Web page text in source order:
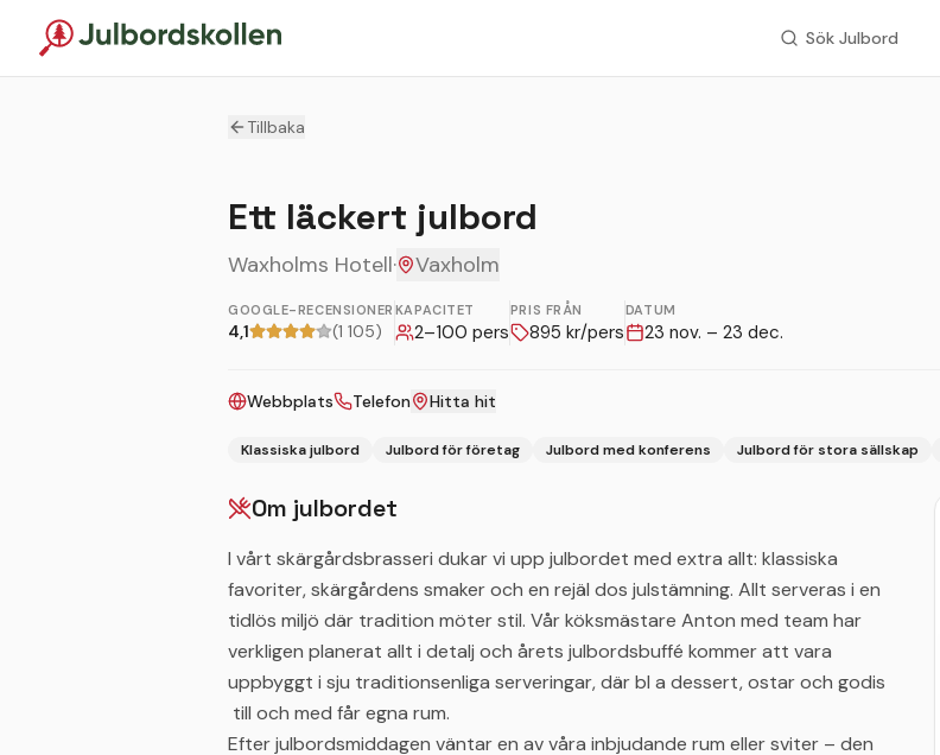
Sök Julbord
Tillbaka
Ett läckert julbord
Waxholms Hotell· Vaxholm
GOOGLE-RECENSIONER
4,1 (1 105)
KAPACITET
2–100 pers
PRIS FRÅN
895 kr/pers
DATUM
23 nov. – 23 dec.
Webbplats Telefon Hitta hit
Klassiska julbord Julbord för företag Julbord med konferens Julbord för stora sällskap
Om julbordet
I vårt skärgårdsbrasseri dukar vi upp julbordet med extra allt: klassiska
favoriter, skärgårdens smaker och en rejäl dos julstämning. Allt serveras i en
tidlös miljö där tradition möter stil. Vår köksmästare Anton med team har
verkligen planerat allt i detalj och årets julbordsbuffé kommer att vara
uppbyggt i sju traditionsenliga serveringar, där bl a dessert, ostar och godis
till och med får egna rum.
Efter julbordsmiddagen väntar en av våra inbjudande rum eller sviter – den